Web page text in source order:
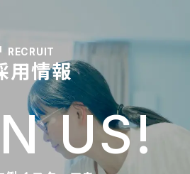
用情報
RECRUIT
US!